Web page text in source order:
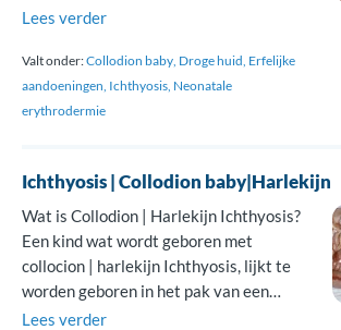
aangelegd is. Hierdoor ontstaat een op
schilferige huid. Congenitale
ichthyosiforme erythroderma (CIE) is
een zeldzame vorm van ichthyosis.
autosomaal recessieve congenitale
ichthyosis (ARCI). Ontstaan […]
Lees verder
Valt onder:Collodion baby Droge huid Erfelijke
aandoeningen Ichthyosis Neonatale
erythrodermie
Ichthyosis | Collodion baby|Harlekijn
Wat is Collodion | Harlekijn Ichthyosis?
Een kind wat wordt geboren met
collocion | harlekijn Ichthyosis, lijkt te
worden geboren in het pak van een
colldion | harlekijn, een pak bestaand uit
Lees verder